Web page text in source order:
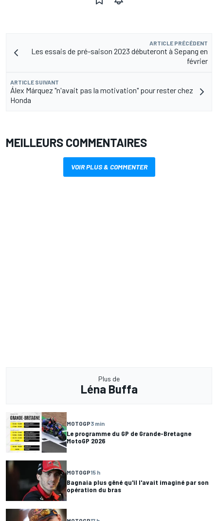
ARTICLE PRÉCÉDENT
Les essais de pré-saison 2023 débuteront à Sepang en
février
ARTICLE SUIVANT
Álex Márquez "n'avait pas la motivation" pour rester chez
Honda
MEILLEURS COMMENTAIRES
VOIR PLUS & COMMENTER
Plus de
Léna Buffa
MOTOGP3 min
Le programme du GP de Grande-Bretagne
MotoGP 2026
MOTOGP15 h
Bagnaia plus gêné qu'il l'avait imaginé par son
opération du bras